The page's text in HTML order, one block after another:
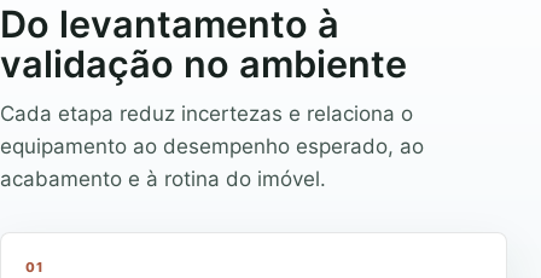
Do levantamento à
validação no ambiente
Cada etapa reduz incertezas e relaciona o
equipamento ao desempenho esperado, ao
acabamento e à rotina do imóvel.
01